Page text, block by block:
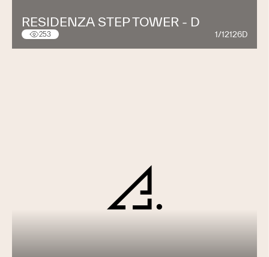
RESIDENZA STEP TOWER - D
253 1/12126D